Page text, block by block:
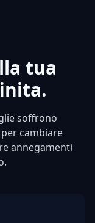
tua
soffrono
cambiare
annegamenti